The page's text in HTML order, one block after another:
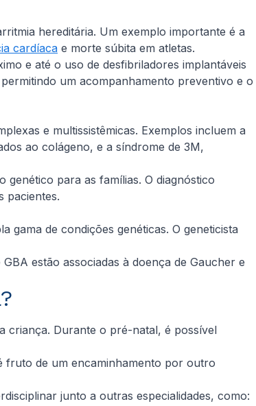
hereditária. Um exemplo importante é a
cardíaca e morte súbita em atletas.
e até o uso de desfibriladores implantáveis
um acompanhamento preventivo e o
e multissistêmicas. Exemplos incluem a
ao colágeno, e a síndrome de 3M,
para as famílias. O diagnóstico
pacientes.
gama de condições genéticas. O geneticista
GBA estão associadas à doença de Gaucher e
criança. Durante o pré-natal, é possível
fruto de um encaminhamento por outro
junto a outras especialidades, como: